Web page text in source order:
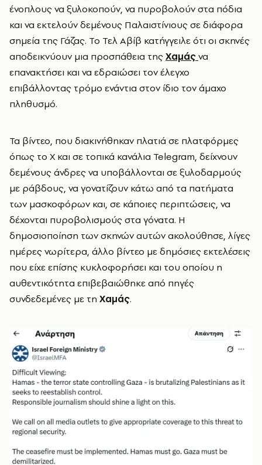
ένοπλους να ξυλοκοπούν, να πυροβολούν στα πόδια
και να εκτελούν δεμένους Παλαιστίνιους σε διάφορα
σημεία της Γάζας. Το Τελ Αβίβ κατήγγειλε ότι οι σκηνές
αποδεικνύουν μια προσπάθεια τηςΧαμάςνα
επανακτήσει και να εδραιώσει τον έλεγχο
επιβάλλοντας τρόμο ενάντια στον ίδιο τον άμαχο
πληθυσμό.
Τα βίντεο, που διακινήθηκαν πλατιά σε πλατφόρμες
όπως το X και σε τοπικά κανάλια Telegram, δείχνουν
δεμένους άνδρες να υποβάλλονται σε ξυλοδαρμούς
με ράβδους, να γονατίζουν κάτω από τα πατήματα
των μασκοφόρων και, σε κάποιες περιπτώσεις, να
δέχονται πυροβολισμούς στα γόνατα. Η
δημοσιοποίηση των σκηνών αυτών ακολούθησε, λίγες
ημέρες νωρίτερα, άλλο βίντεο με δημόσιες εκτελέσεις
που είχε επίσης κυκλοφορήσει και του οποίου η
αυθεντικότητα επιβεβαιώθηκε από πηγές
συνδεδεμένες με τη Χαμάς.